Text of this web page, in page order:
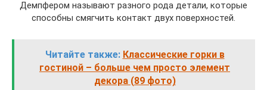
Демпфером называют разного рода детали, которые
способны смягчить контакт двух поверхностей.
Читайте также: Классические горки в
гостиной – больше чем просто элемент
декора (89 фото)